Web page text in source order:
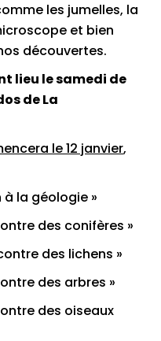
les jumelles, la
et bien
découvertes.
lieu le samedi de
de La
le 12 janvier,
géologie »
des conifères »
des lichens »
des arbres »
des oiseaux